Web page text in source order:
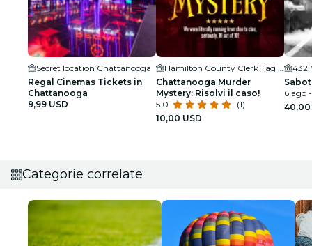
Secret location Chattanooga
Regal Cinemas Tickets in
Chattanooga
9,99 USD
Hamilton County Clerk Tag and Title
Chattanooga Murder
Mystery: Risolvi il caso!
5.0
(1)
10,00 USD
432
6 ago
40,00
Categorie correlate